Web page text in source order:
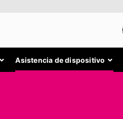
Asistencia de dispositivo